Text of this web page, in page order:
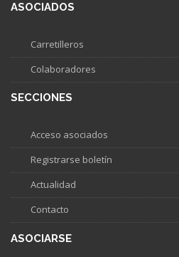
ASOCIADOS
Carretilleros
Colaboradores
SECCIONES
Acceso asociados
Registrarse boletín
Actualidad
Contacto
ASOCIARSE